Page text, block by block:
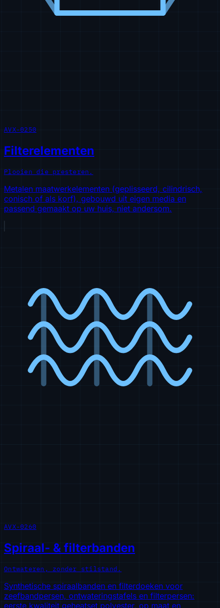
AVX-0250
Filterelementen
Plooien die presteren.
Metalen maatwerkelementen (geplisseerd, cilindrisch,
conisch of als korf), gebouwd uit eigen media en
passend gemaakt op uw huis, niet andersom.
AVX-0260
Spiraal- & filterbanden
Ontwateren, zonder stilstand.
Synthetische spiraalbanden en filterdoeken voor
zeefbandpersen, ontwateringstafels en filterpersen:
eerste kwaliteit geheatset polyester, op maat en